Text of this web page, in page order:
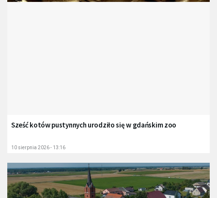
Sześć kotów pustynnych urodziło się w gdańskim zoo
10 sierpnia 2026 - 13:16